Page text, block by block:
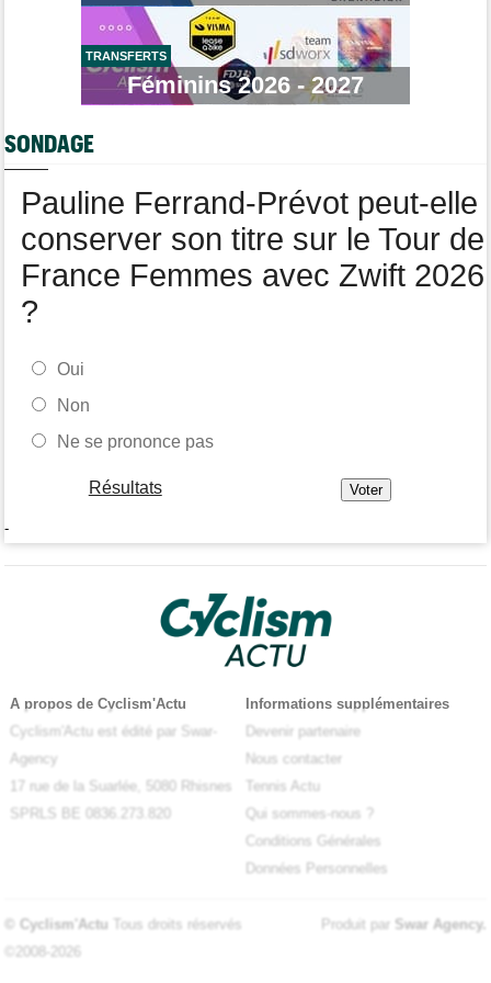
Agenda
Le Tour Femmes, Pologne, Burgos… le programme de la fin de
semaine
Cyclism’Actu recrute des rédacteurs… si cela vous intéresse,
Pogacar ?
TRANSFERTS
Féminins 2026 - 2027
SONDAGE
Pauline Ferrand-Prévot peut-elle
conserver son titre sur le Tour de
France Femmes avec Zwift 2026
?
Oui
Non
Ne se prononce pas
Résultats
-
A propos de Cyclism'Actu
Cyclism'Actu est édité par Swar-
Agency
17 rue de la Suarlée, 5080 Rhisnes
SPRLS BE 0836.273.820
Informations supplémentaires
Devenir partenaire
Nous contacter
Tennis Actu
Qui sommes-nous ?
Conditions Générales
Données Personnelles
© Cyclism'Actu Tous droits réservés
©2008-2026
Produit par Swar Agency.